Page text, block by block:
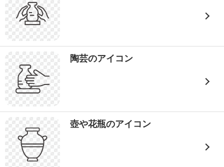
陶芸のアイコン
壺や花瓶のアイコン